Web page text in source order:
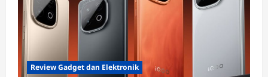
Review Gadget dan Elektronik